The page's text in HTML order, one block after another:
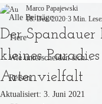
Alle Beiträge
Tiere
Wie unterscheiden sich...
Reisen
Der Spandauer
kleines
Artenvielfalt
Marco Papajewski
18. Dez. 2020 3 Min.
Aktualisiert: 3. Juni 2021